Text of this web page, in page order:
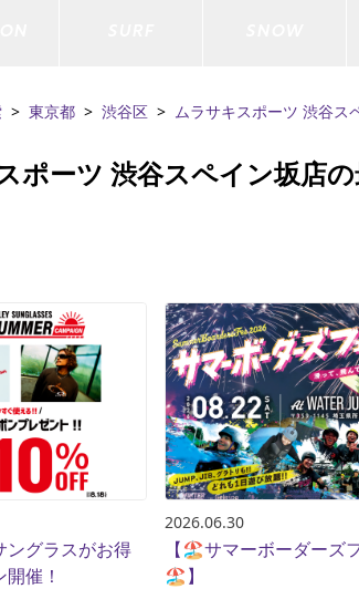
ード ストライダー/バイク/その他
スキムボード
スノーボードグローブ
スノーボードグッズ
東京都 渋谷区 ムラサキスポーツ 渋谷ス
ポーツ 渋谷スペイン坂店
ングラスがお得
催！
2026.06.30
【🏖️サマーボーダーズ
🏖️】